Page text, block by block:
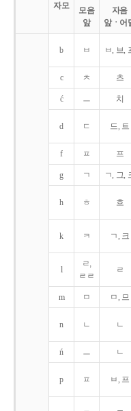
자모
모음
앞
자음
앞ㆍ어
b ㅂ ㅂ, 브,
c ㅊ 츠
ć ㅡ 치
d ㄷ 드, 트
f ㅍ 프
g ㄱ ㄱ, 그,
h ㅎ 흐
k ㅋ ㄱ, 크
l
ㄹ,
ㄹㄹ
ㄹ
m ㅁ ㅁ, 므
n ㄴ ㄴ
ń ㅡ ㄴ
p ㅍ ㅂ, 프